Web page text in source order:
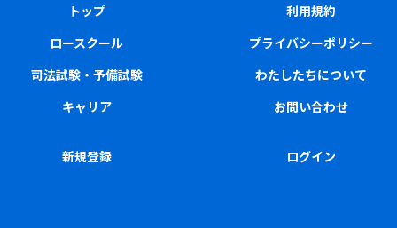
トップ
ロースクール
司法試験・予備試験
キャリア
利用規約
プライバシーポリシー
わたしたちについて
お問い合わせ
新規登録 ログイン